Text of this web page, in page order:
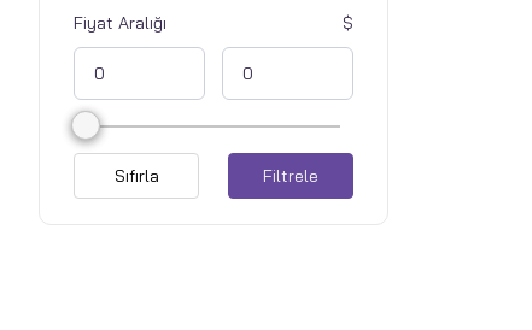
Fiyat Aralığı
Filtrele
Sıfırla